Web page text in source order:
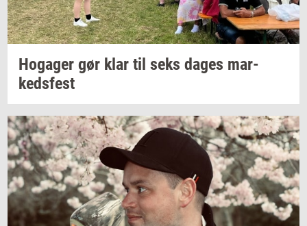
Ho­ga­ger gør klar til seks dages mar­
keds­fest